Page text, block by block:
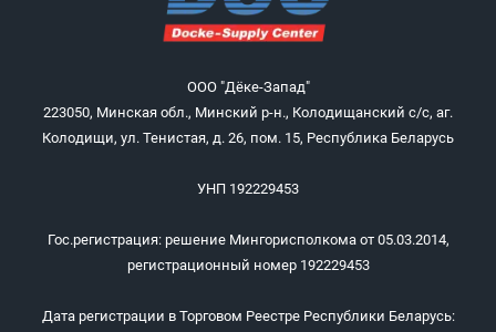
ООО "Дёке-Запад"
223050, Минская обл., Минский р-н., Колодищанский с/с, аг.
Колодищи, ул. Тенистая, д. 26, пом. 15, Республика Беларусь
УНП 192229453
Гос.регистрация: решение Мингорисполкома от 05.03.2014,
регистрационный номер 192229453
Дата регистрации в Торговом Реестре Республики Беларусь: